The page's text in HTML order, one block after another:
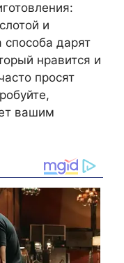
и
дарят
нравится и
просят
вашим